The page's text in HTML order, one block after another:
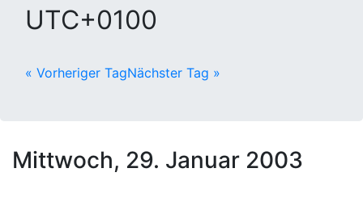
UTC+0100
« Vorheriger TagNächster Tag »
Mittwoch, 29. Januar 2003